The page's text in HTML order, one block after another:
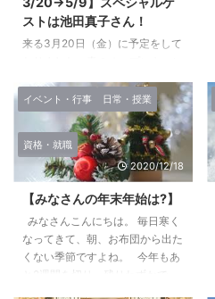
ストは池田真子さん！
来る3月20日（金）に予定をして
パスですが、新型コロナウィルス
感染予防の観点から、延期とさせ
ていただきます。 延期日程は、5
月9日（土）です。 ご予約とご予
定をしていた方には、急なご連絡
となりまして大変恐縮ではござい
ますが、ご理解の程宜しくお願い
申し上げます。 ただ延期という
残念なお知らせだけでは申し訳あ
りませんので この場を借りまし
て シークレットゲストを発表さ
イベント・行事 日常・授業
資格・就職
2020/12/18
【みなさんの年末年始は?】
みなさんこんにちは。 毎日寒く
なってきて、朝、お布団から出た
くない季節ですよね。 今年もあ